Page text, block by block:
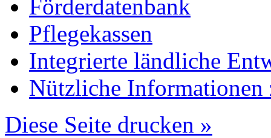
Förderdatenbank
Pflegekassen
Integrierte ländliche
Nützliche Informationen
Diese Seite drucken »